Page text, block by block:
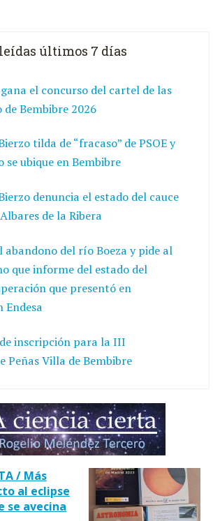
últimos 7 días
el concurso del cartel de las
de Bembibre 2026
tilda de “fracaso” de PSOE y
se ubique en Bembibre
denuncia el estado del cauce
de la Ribera
abandono del río Boeza y pide al
que informe del estado del
que presentó en
Endesa
inscripción para la III
Peñas Villa de Bembibre
/ Más
al eclipse
se avecina